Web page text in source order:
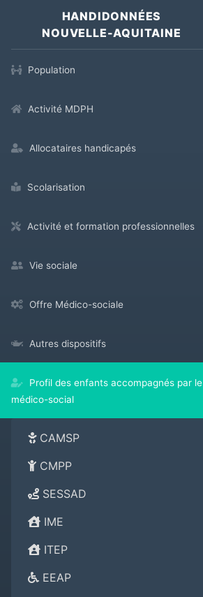
HANDIDONNÉES
NOUVELLE-AQUITAINE
Population
Activité MDPH
Allocataires handicapés
Scolarisation
Activité et formation professionnelles
Vie sociale
Offre Médico-sociale
Autres dispositifs
Profil des enfants accompagnés par le
médico-social
CAMSP
CMPP
SESSAD
IME
ITEP
EEAP